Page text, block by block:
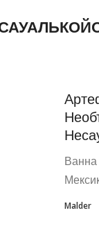
Ванна
Malder